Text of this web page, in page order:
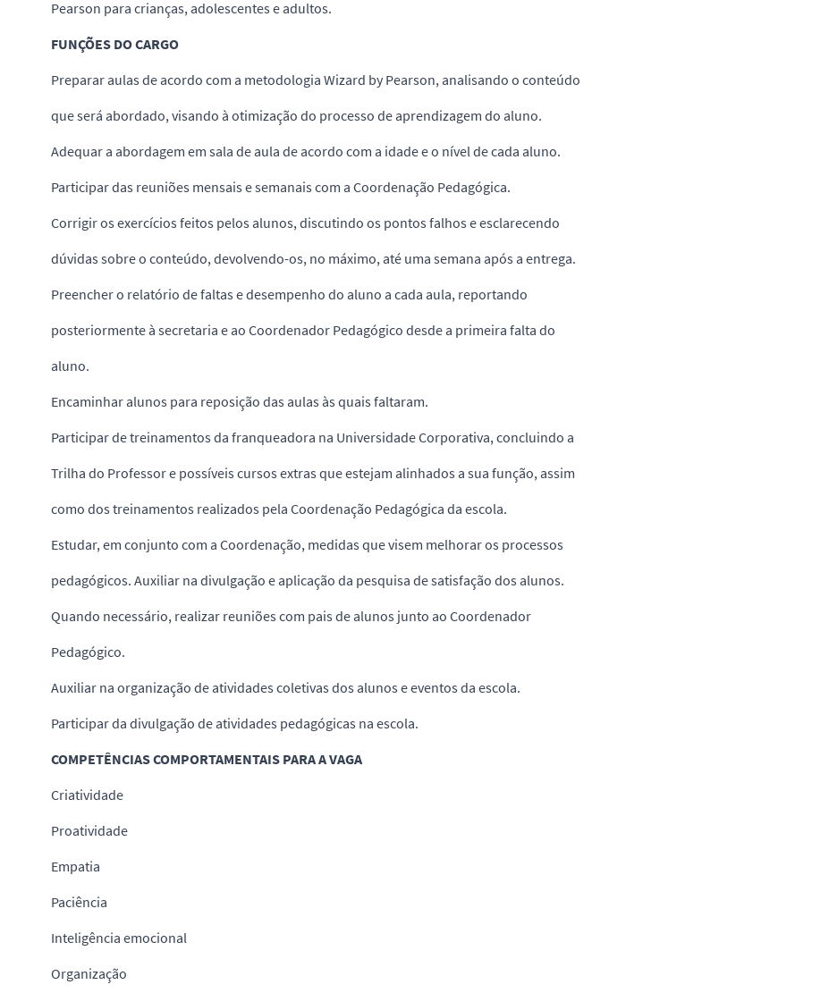
Pearson para crianças, adolescentes e adultos.
FUNÇÕES DO CARGO
Preparar aulas de acordo com a metodologia Wizard by Pearson, analisando o conteúdo
que será abordado, visando à otimização do processo de aprendizagem do aluno.
Adequar a abordagem em sala de aula de acordo com a idade e o nível de cada aluno.
Participar das reuniões mensais e semanais com a Coordenação Pedagógica.
Corrigir os exercícios feitos pelos alunos, discutindo os pontos falhos e esclarecendo
dúvidas sobre o conteúdo, devolvendo-os, no máximo, até uma semana após a entrega.
Preencher o relatório de faltas e desempenho do aluno a cada aula, reportando
posteriormente à secretaria e ao Coordenador Pedagógico desde a primeira falta do
aluno.
Encaminhar alunos para reposição das aulas às quais faltaram.
Participar de treinamentos da franqueadora na Universidade Corporativa, concluindo a
Trilha do Professor e possíveis cursos extras que estejam alinhados a sua função, assim
como dos treinamentos realizados pela Coordenação Pedagógica da escola.
Estudar, em conjunto com a Coordenação, medidas que visem melhorar os processos
pedagógicos. Auxiliar na divulgação e aplicação da pesquisa de satisfação dos alunos.
Quando necessário, realizar reuniões com pais de alunos junto ao Coordenador
Pedagógico.
Auxiliar na organização de atividades coletivas dos alunos e eventos da escola.
Participar da divulgação de atividades pedagógicas na escola.
COMPETÊNCIAS COMPORTAMENTAIS PARA A VAGA
Criatividade
Proatividade
Empatia
Paciência
Inteligência emocional
Organização